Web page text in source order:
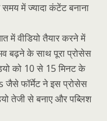
में ज्यादा कंटेंट बनाना
वीडियो तैयार करने में
बढ़ने के साथ पूरा प्रोसेस
को 10 से 15 मिनट के
फॉर्मेट ने इस प्रोसेस
तेजी से बनाए और पब्लिश